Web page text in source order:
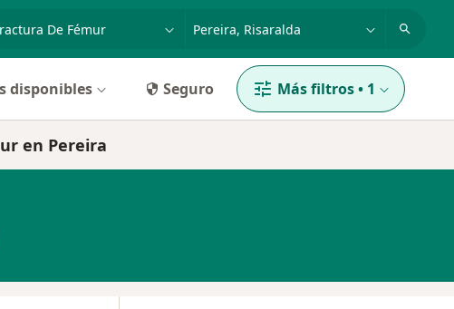
enfermedad o nombre
disponibles Seguro Más filtros• 1
en Pereira